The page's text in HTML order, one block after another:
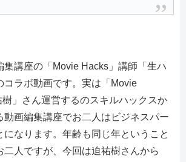
講座の「Movie Hacks」講師「生ハ
コラボ動画です。実は「Movie
」さん運営するのスキルハックスか
動画編集講座でお二人はビジネスパー
になります。年齢も同じ年ということ
二人ですが、今回は迫祐樹さんから